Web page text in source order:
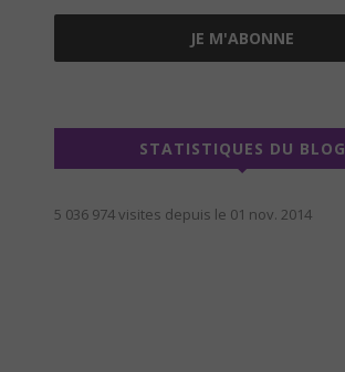
STATISTIQUES DU BLOG
5 036 974 visites depuis le 01 nov. 2014